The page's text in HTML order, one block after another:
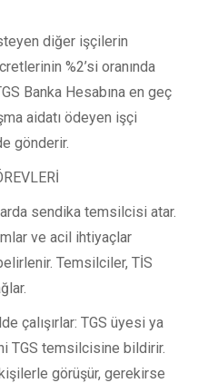
diğer işçilerin
%2’si oranında
Banka Hesabına en geç
aidatı ödeyen işçi
gönderir.
sendika temsilcisi atar.
ve acil ihtiyaçlar
Temsilciler, TİS
çalışırlar: TGS üyesi ya
TGS temsilcisine bildirir.
görüşür, gerekirse